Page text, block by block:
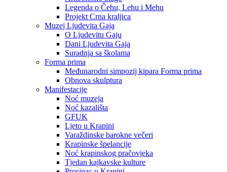
Legenda o Čehu, Lehu i Mehu
Projekt Crna kraljica
Muzej Ljudevita Gaja
O Ljudevitu Gaju
Dani Ljudevita Gaja
Suradnja sa školama
Forma prima
Međunarodni simpozij kipara Forma prima
Obnova skulptura
Manifestacije
Noć muzeja
Noć kazališta
GFUK
Ljeto u Krapini
Varaždinske barokne večeri
Krapinske špelancije
Noć krapinskog pračovjeka
Tjedan kajkavske kulture